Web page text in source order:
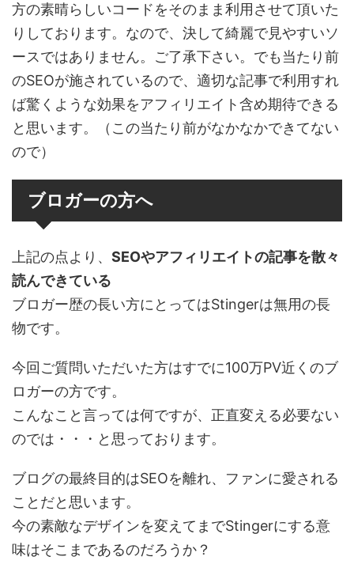
方の素晴らしいコードをそのまま利用させて頂いた
りしております。なので、決して綺麗で見やすいソ
ースではありません。ご了承下さい。でも当たり前
のSEOが施されているので、適切な記事で利用すれ
ば驚くような効果をアフィリエイト含め期待できる
と思います。（この当たり前がなかなかできてない
ので）
ブロガーの方へ
上記の点より、 SEOやアフィリエイトの記事を散々
読んできている
ブロガー歴の長い方にとってはStingerは無用の長
物です。
今回ご質問いただいた方はすでに100万PV近くのブ
ロガーの方です。
こんなこと言っては何ですが、正直変える必要ない
のでは・・・と思っております。
ブログの最終目的はSEOを離れ、ファンに愛される
ことだと思います。
今の素敵なデザインを変えてまでStingerにする意
味はそこまであるのだろうか？